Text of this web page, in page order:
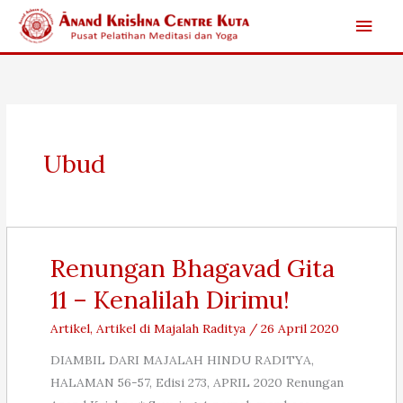
Skip
content
Main
Ubud
Renungan Bhagavad Gita
11 – Kenalilah Dirimu!
Artikel,Artikel di Majalah Raditya /26 April 2020
DIAMBIL DARI MAJALAH HINDU RADITYA,
HALAMAN 56-57, Edisi 273, APRIL 2020 Renungan